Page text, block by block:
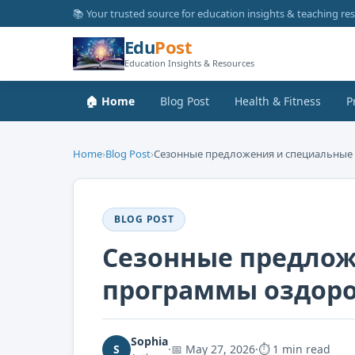
📚 Your trusted source for education insights & teaching
EduPost
Education Insights & Resources
🏠 Home Blog Post Health & Fitness
Home›Blog Post›Сезонные предложения и
BLOG POST
Сезонные
программы
S
Sophia
·📅 May 27, 2026·⏱ 1 min read